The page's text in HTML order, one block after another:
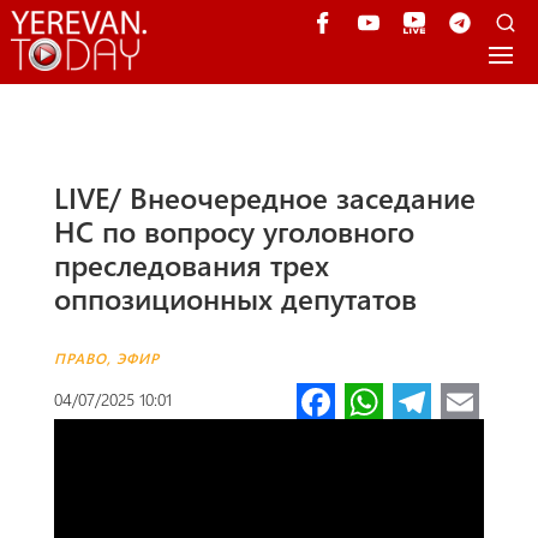
LIVE/ Внеочередное заседание
НС по вопросу уголовного
преследования трех
оппозиционных депутатов
ПРАВО, ЭФИР
04/07/2025 10:01 Fa W Te